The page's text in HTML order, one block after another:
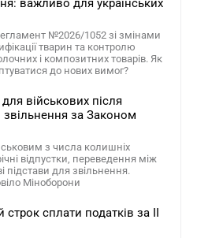
важливо для українських
№2026/1052 зі змінами
тварин та контролю
і композитних товарів. Як
до нових вимог?
для військових після
за Законом
з числа колишніх
відпустки, переведення між
підстави для звільнення.
Міноборони
сплати податків за ІI